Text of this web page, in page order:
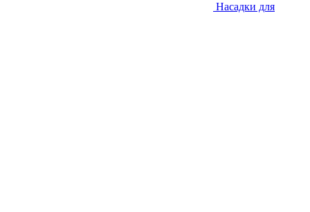
Насадки для